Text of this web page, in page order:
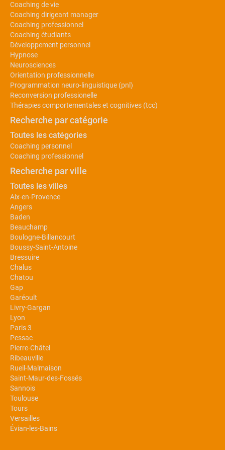
Coaching de vie
Coaching dirigeant manager
Coaching professionnel
Coaching étudiants
Développement personnel
Hypnose
Neurosciences
Orientation professionnelle
Programmation neuro-linguistique (pnl)
Reconversion professionelle
Thérapies comportementales et cognitives (tcc)
Recherche par catégorie
Toutes les catégories
Coaching personnel
Coaching professionnel
Recherche par ville
Toutes les villes
Aix-en-Provence
Angers
Baden
Beauchamp
Boulogne-Billancourt
Boussy-Saint-Antoine
Bressuire
Chalus
Chatou
Gap
Garéoult
Livry-Gargan
Lyon
Paris 3
Pessac
Pierre-Châtel
Ribeauville
Rueil-Malmaison
Saint-Maur-des-Fossés
Sannois
Toulouse
Tours
Versailles
Évian-les-Bains